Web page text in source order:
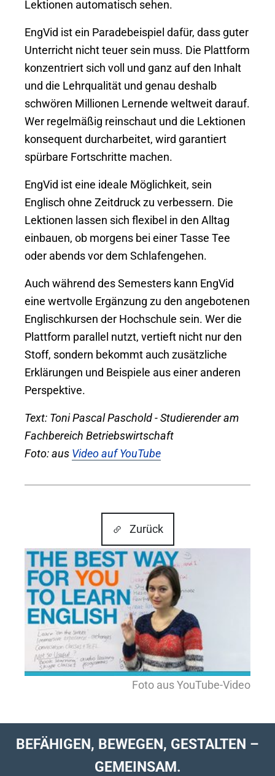
Lektionen automatisch sehen.
EngVid ist ein Paradebeispiel dafür, dass guter
Unterricht nicht teuer sein muss. Die Plattform
konzentriert sich voll und ganz auf den Inhalt
und die Lehrqualität und genau deshalb
schwören Millionen Lernende weltweit darauf.
Wer regelmäßig reinschaut und die Lektionen
konsequent durcharbeitet, wird garantiert
spürbare Fortschritte machen.
EngVid ist eine ideale Möglichkeit, sein
Englisch ohne Zeitdruck zu verbessern. Die
Lektionen lassen sich flexibel in den Alltag
einbauen, ob morgens bei einer Tasse Tee
oder abends vor dem Schlafengehen.
Auch während des Semesters kann EngVid
eine wertvolle Ergänzung zu den angebotenen
Englischkursen der Hochschule sein. Wer die
Plattform parallel nutzt, vertieft nicht nur den
Stoff, sondern bekommt auch zusätzliche
Erklärungen und Beispiele aus einer anderen
Perspektive.
Text: Toni Pascal Paschold - Studierender am
Fachbereich Betriebswirtschaft
Foto: aus Video auf YouTube
Zurück
Show larger version for:
Foto aus YouTube-Video
BEFÄHIGEN, BEWEGEN, GESTALTEN –
GEMEINSAM.